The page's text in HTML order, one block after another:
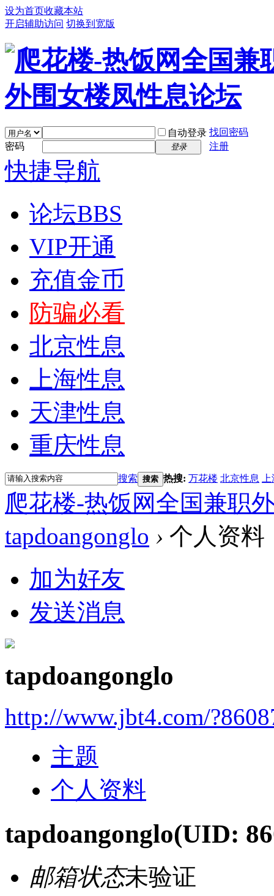
设为首页收藏本站
开启辅助访问 切换到宽版
自动登录 找回密码
密码
登录 注册
快捷导航
论坛BBS
VIP开通
充值金币
防骗必看
北京性息
上海性息
天津性息
重庆性息
搜索 搜索 热搜: 万花楼 北京性息
爬花楼-热饭网全国兼职
tapdoangonglo › 个人资料
加为好友
发送消息
tapdoangonglo
http://www.jbt4.com/
主题
个人资料
tapdoangonglo(UID:
邮箱状态未验证